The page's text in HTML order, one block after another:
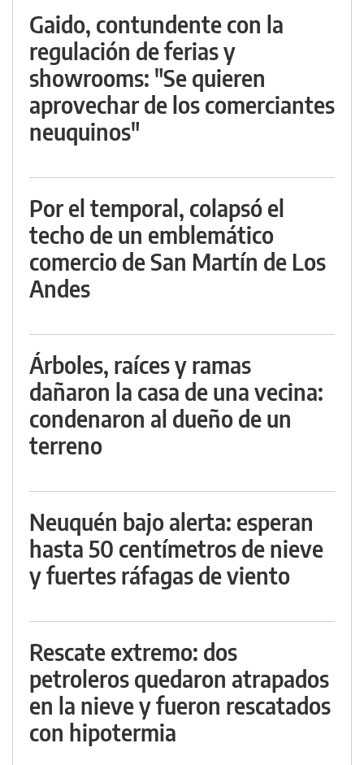
Gaido, contundente con la
regulación de ferias y
showrooms: "Se quieren
aprovechar de los comerciantes
neuquinos"
Por el temporal, colapsó el
techo de un emblemático
comercio de San Martín de Los
Andes
Árboles, raíces y ramas
dañaron la casa de una vecina:
condenaron al dueño de un
terreno
Neuquén bajo alerta: esperan
hasta 50 centímetros de nieve
y fuertes ráfagas de viento
Rescate extremo: dos
petroleros quedaron atrapados
en la nieve y fueron rescatados
con hipotermia